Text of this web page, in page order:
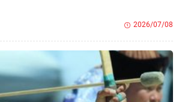
2026/07/08